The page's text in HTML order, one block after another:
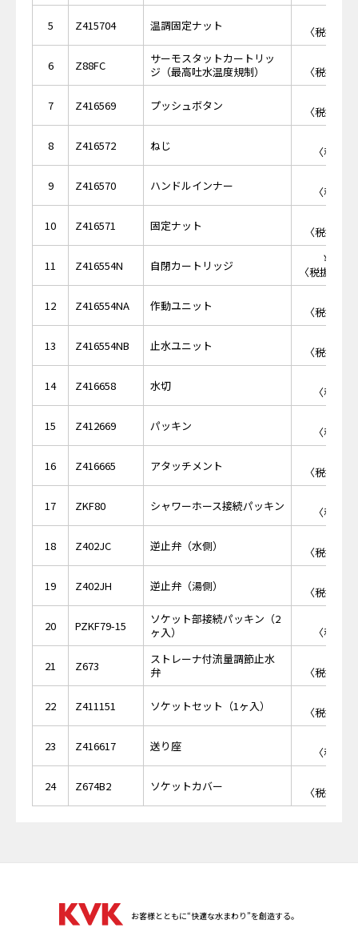
5 Z415704 温調固定ナット
〈税抜価
6 Z88FC
サーモスタットカートリッ
ジ（最高吐水温度規制）
〈税抜価
7 Z416569 プッシュボタン
〈税抜価
8 Z416572 ねじ
〈税抜
9 Z416570 ハンドルインナー
〈税抜
10 Z416571 固定ナット
〈税抜価
11 Z416554N 自閉カートリッジ
￥
〈税抜価格
12 Z416554NA 作動ユニット
〈税抜価
13 Z416554NB 止水ユニット
〈税抜価
14 Z416658 水切
〈税抜
15 Z412669 パッキン
〈税抜
16 Z416665 アタッチメント
〈税抜価
17 ZKF80 シャワーホース接続パッキン
〈税抜
18 Z402JC 逆止弁（水側）
〈税抜価
19 Z402JH 逆止弁（湯側）
〈税抜価
20 PZKF79-15
ソケット部接続パッキン（2
ヶ入）
〈税抜
21 Z673
ストレーナ付流量調節止水
弁
〈税抜価
22 Z411151 ソケットセット（1ヶ入）
〈税抜価
23 Z416617 送り座
〈税抜
24 Z674B2 ソケットカバー
〈税抜価
お客様とともに“快適な水まわり”を創造する。